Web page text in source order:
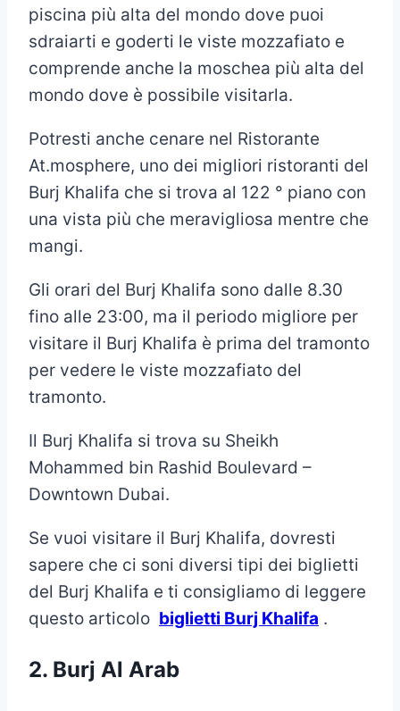
piscina più alta del mondo dove puoi
sdraiarti e goderti le viste mozzafiato e
comprende anche la moschea più alta del
mondo dove è possibile visitarla.
Potresti anche cenare nel Ristorante
At.mosphere, uno dei migliori ristoranti del
Burj Khalifa che si trova al 122 ° piano con
una vista più che meravigliosa mentre che
mangi.
Gli orari del Burj Khalifa sono dalle 8.30
fino alle 23:00, ma il periodo migliore per
visitare il Burj Khalifa è prima del tramonto
per vedere le viste mozzafiato del
tramonto.
Il Burj Khalifa si trova su Sheikh
Mohammed bin Rashid Boulevard –
Downtown Dubai.
Se vuoi visitare il Burj Khalifa, dovresti
sapere che ci soni diversi tipi dei biglietti
del Burj Khalifa e ti consigliamo di leggere
questo articolo biglietti Burj Khalifa .
2. Burj Al Arab